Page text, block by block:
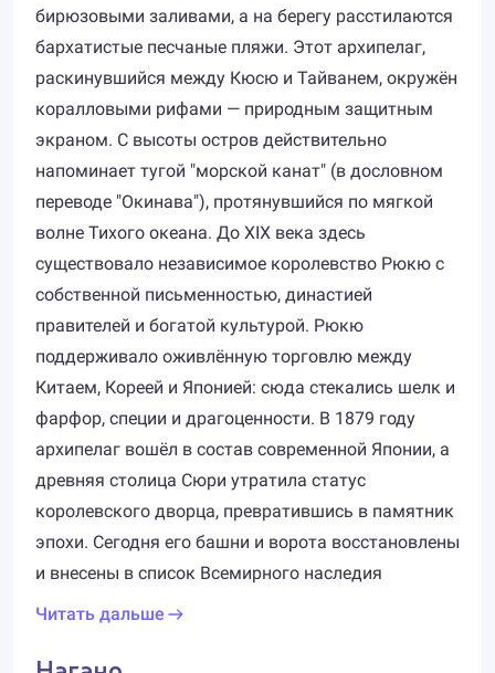
бирюзовыми заливами, а на берегу расстилаются
бархатистые песчаные пляжи. Этот архипелаг,
раскинувшийся между Кюсю и Тайванем, окружён
коралловыми рифами — природным защитным
экраном. С высоты остров действительно
напоминает тугой "морской канат" (в дословном
переводе "Окинава"), протянувшийся по мягкой
волне Тихого океана. До XIX века здесь
существовало независимое королевство Рюкю с
собственной письменностью, династией
правителей и богатой культурой. Рюкю
поддерживало оживлённую торговлю между
Китаем, Кореей и Японией: сюда стекались шелк и
фарфор, специи и драгоценности. В 1879 году
архипелаг вошёл в состав современной Японии, а
древняя столица Сюри утратила статус
королевского дворца, превратившись в памятник
эпохи. Сегодня его башни и ворота восстановлены
и внесены в список Всемирного наследия
Читать дальше